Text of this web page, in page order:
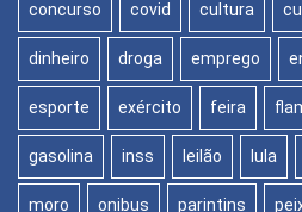
concurso covid cultura
dinheiro droga emprego
esporte exército feira
gasolina inss leilão lula
moro onibus parintins